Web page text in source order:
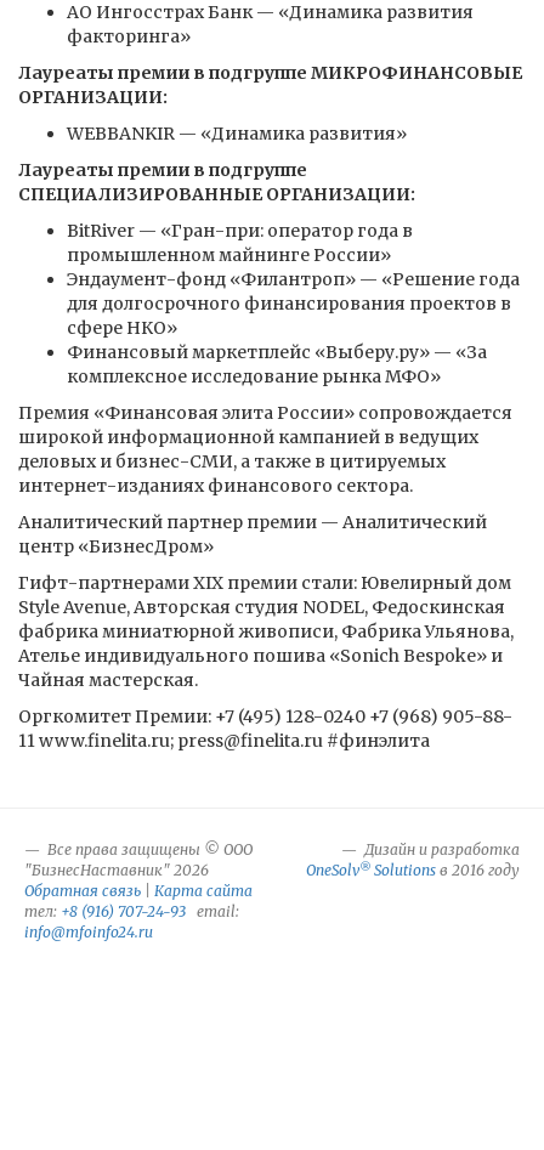
АО Ингосстрах Банк — «Динамика развития
факторинга»
Лауреаты премии в подгруппе МИКРОФИНАНСОВЫЕ
ОРГАНИЗАЦИИ:
WEBBANKIR — «Динамика развития»
Лауреаты премии в подгруппе
СПЕЦИАЛИЗИРОВАННЫЕ ОРГАНИЗАЦИИ:
BitRiver — «Гран-при: оператор года в
промышленном майнинге России»
Эндаумент-фонд «Филантроп» — «Решение года
для долгосрочного финансирования проектов в
сфере НКО»
Финансовый маркетплейс «Выберу.ру» — «За
комплексное исследование рынка МФО»
Премия «Финансовая элита России» сопровождается
широкой информационной кампанией в ведущих
деловых и бизнес-СМИ, а также в цитируемых
интернет-изданиях финансового сектора.
Аналитический партнер премии — Аналитический
центр «БизнесДром»
Гифт-партнерами XIX премии стали: Ювелирный дом
Style Avenue, Авторская студия NODEL, Федоскинская
фабрика миниатюрной живописи, Фабрика Ульянова,
Ателье индивидуального пошива «Sonich Bespoke» и
Чайная мастерская.
Оргкомитет Премии: +7 (495) 128-0240 +7 (968) 905-88-
11 www.finelita.ru; press@finelita.ru #финэлита
Все права защищены © ООО
"БизнесНаставник" 2026
Обратная связь
Карта сайта
тел: +8 (916) 707-24-93 email:
info@mfoinfo24.ru
Дизайн и разработка
OneSolv® Solutions в 2016 году